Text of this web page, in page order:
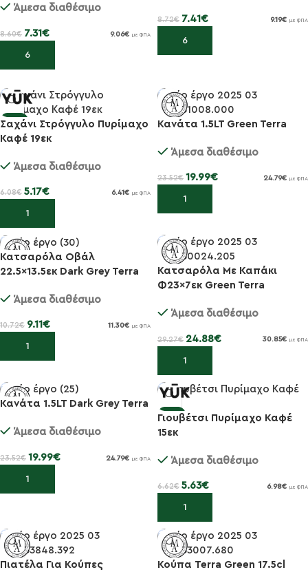
Άμεσα διαθέσιμο
8.60€ 7.31 € 9.06€ με ΦΠΑ
Προσθήκη στο καλάθι
8.72€ 7.41 € 9.19€ με ΦΠΑ
Προσθήκη στο καλάθι
Σαχάνι Στρόγγυλο Πυρίμαχο
Καφέ 19εκ
Άμεσα διαθέσιμο
6.08€ 5.17€ 6.41 € με ΦΠΑ
Προσθήκη στο καλάθι
Κανάτα 1.5LT Green Terra
Άμεσα διαθέσιμο
23.52€ 19.99€ 24.79€ με ΦΠΑ
Προσθήκη στο καλάθι
Κατσαρόλα Οβάλ
22.5×13.5εκ Dark Grey Terra
Άμεσα διαθέσιμο
10.72€ 9.11 € 11.30€ με ΦΠΑ
Προσθήκη στο καλάθι
-15%
Κατσαρόλα Με Καπάκι
Φ23×7εκ Green Terra
Άμεσα διαθέσιμο
29.27€ 24.88€ 30.85€ με ΦΠΑ
Προσθήκη στο καλάθι
-15%
Κανάτα 1.5LT Dark Grey Terra
Άμεσα διαθέσιμο
23.52€ 19.99€ 24.79€ με ΦΠΑ
Προσθήκη στο καλάθι
Γιουβέτσι Πυρίμαχο Καφέ
15εκ
Άμεσα διαθέσιμο
6.62€ 5.63€ 6.98€ με ΦΠΑ
Προσθήκη στο καλάθι
Πιατέλα Για Κούπες
Κούπα Terra Green 17.5cl